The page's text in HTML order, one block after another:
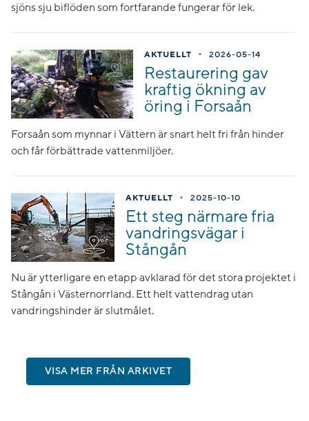
sjöns sju biflöden som fortfarande fungerar för lek.
AKTUELLT • 2026-05-14
Restaurering gav
kraftig ökning av
öring i Forsaån
Forsaån som mynnar i Vättern är snart helt fri från hinder
och får förbättrade vattenmiljöer.
AKTUELLT • 2025-10-10
Ett steg närmare fria
vandringsvägar i
Stångån
Nu är ytterligare en etapp avklarad för det stora projektet i
Stångån i Västernorrland. Ett helt vattendrag utan
vandringshinder är slutmålet.
VISA MER FRÅN ARKIVET